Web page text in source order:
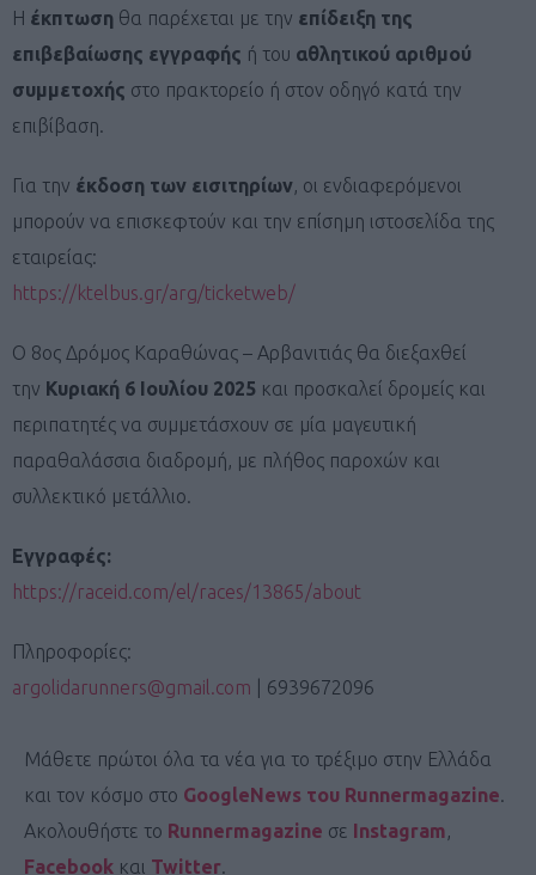
Η έκπτωση θα παρέχεται με την επίδειξη της
επιβεβαίωσης εγγραφής ή του αθλητικού αριθμού
συμμετοχής στο πρακτορείο ή στον οδηγό κατά την
επιβίβαση.
Για την έκδοση των εισιτηρίων, οι ενδιαφερόμενοι
μπορούν να επισκεφτούν και την επίσημη ιστοσελίδα της
εταιρείας:
https://ktelbus.gr/arg/ticketweb/
Ο 8ος Δρόμος Καραθώνας – Αρβανιτιάς θα διεξαχθεί
την Κυριακή 6 Ιουλίου 2025 και προσκαλεί δρομείς και
περιπατητές να συμμετάσχουν σε μία μαγευτική
παραθαλάσσια διαδρομή, με πλήθος παροχών και
συλλεκτικό μετάλλιο.
Εγγραφές:
https://raceid.com/el/races/13865/about
Πληροφορίες:
argolidarunners@gmail.com | 6939672096
Μάθετε πρώτοι όλα τα νέα για το τρέξιμο στην Ελλάδα
και τον κόσμο στο GoogleNews του Runnermagazine.
Ακολουθήστε το Runnermagazine σε Instagram,
Facebook και Twitter.